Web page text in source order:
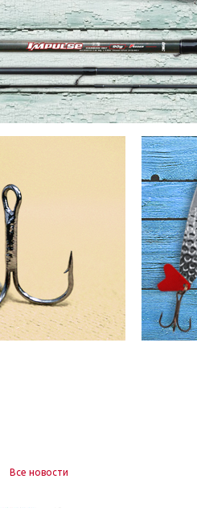
Все новости